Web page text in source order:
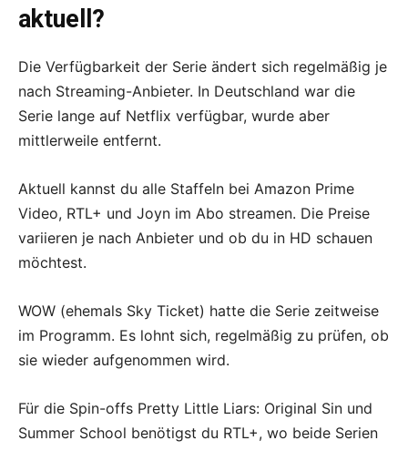
aktuell?
Die Verfügbarkeit der Serie ändert sich regelmäßig je
nach Streaming-Anbieter. In Deutschland war die
Serie lange auf Netflix verfügbar, wurde aber
mittlerweile entfernt.
Aktuell kannst du alle Staffeln bei Amazon Prime
Video, RTL+ und Joyn im Abo streamen. Die Preise
variieren je nach Anbieter und ob du in HD schauen
möchtest.
WOW (ehemals Sky Ticket) hatte die Serie zeitweise
im Programm. Es lohnt sich, regelmäßig zu prüfen, ob
sie wieder aufgenommen wird.
Für die Spin-offs Pretty Little Liars: Original Sin und
Summer School benötigst du RTL+, wo beide Serien